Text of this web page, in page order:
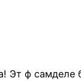
Эт ф самделе